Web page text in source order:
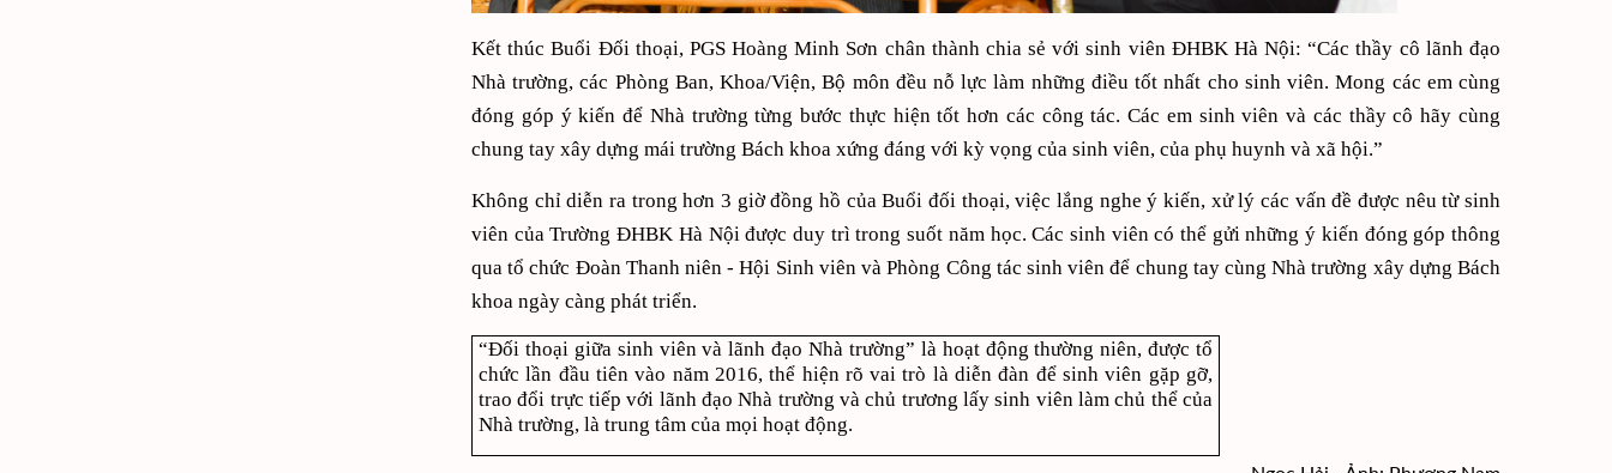
Kết thúc Buổi Đối thoại, PGS Hoàng Minh Sơn chân thành chia sẻ với sinh viên ĐHBK Hà Nội: “Các thầy cô lãnh đạo
Nhà trường, các Phòng Ban, Khoa/Viện, Bộ môn đều nỗ lực làm những điều tốt nhất cho sinh viên. Mong các em cùng
đóng góp ý kiến để Nhà trường từng bước thực hiện tốt hơn các công tác. Các em sinh viên và các thầy cô hãy cùng
chung tay xây dựng mái trường Bách khoa xứng đáng với kỳ vọng của sinh viên, của phụ huynh và xã hội.”
Không chỉ diễn ra trong hơn 3 giờ đồng hồ của Buổi đối thoại, việc lắng nghe ý kiến, xử lý các vấn đề được nêu từ sinh
viên của Trường ĐHBK Hà Nội được duy trì trong suốt năm học. Các sinh viên có thể gửi những ý kiến đóng góp thông
qua tổ chức Đoàn Thanh niên - Hội Sinh viên và Phòng Công tác sinh viên để chung tay cùng Nhà trường xây dựng Bách
khoa ngày càng phát triển.
“Đối thoại giữa sinh viên và lãnh đạo Nhà trường” là hoạt động thường niên, được tổ
chức lần đầu tiên vào năm 2016, thể hiện rõ vai trò là diễn đàn để sinh viên gặp gỡ,
trao đổi trực tiếp với lãnh đạo Nhà trường và chủ trương lấy sinh viên làm chủ thể của
Nhà trường, là trung tâm của mọi hoạt động.